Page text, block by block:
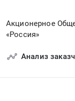
Акционерное
«Россия»
Анализ